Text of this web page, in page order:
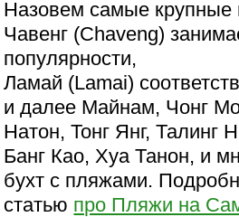
Назовем самые крупные
Чавенг (Chaveng)
популярности,
Ламай (Lamai)
и далее Майнам, Чонг
Натон, Тонг Янг, Талинг
Банг Као, Хуа Танон, и
бухт с пляжами.
статью про Пляжи на